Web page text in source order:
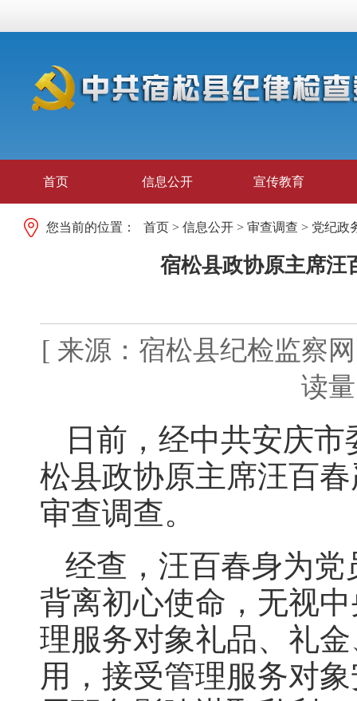
首页 信息公开 宣传教育
您当前的位置： 首页 > 信息公开 > 审查调查 > 党纪政
宿松县政协原主席汪
[ 来源：宿松县纪检监察
读
日前，经中共安庆
松县政协原主席汪百
审查调查。
经查，汪百春身为
背离初心使命，无视
理服务对象礼品、礼
用，接受管理服务对